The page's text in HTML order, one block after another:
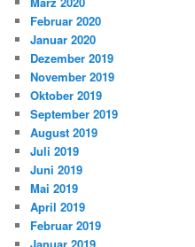
Februar 2020
Januar 2020
Dezember 2019
November 2019
Oktober 2019
September 2019
August 2019
Juli 2019
Juni 2019
Mai 2019
April 2019
Februar 2019